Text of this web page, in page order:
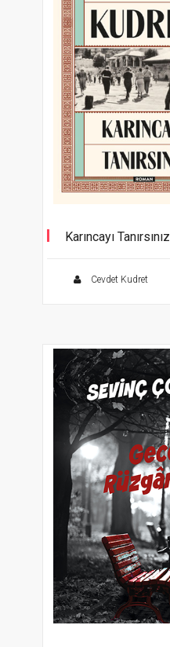
Karıncayı Tanırsınız
Cevdet Kudret